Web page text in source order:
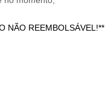
NÃO REEMBOLSÁVEL!**